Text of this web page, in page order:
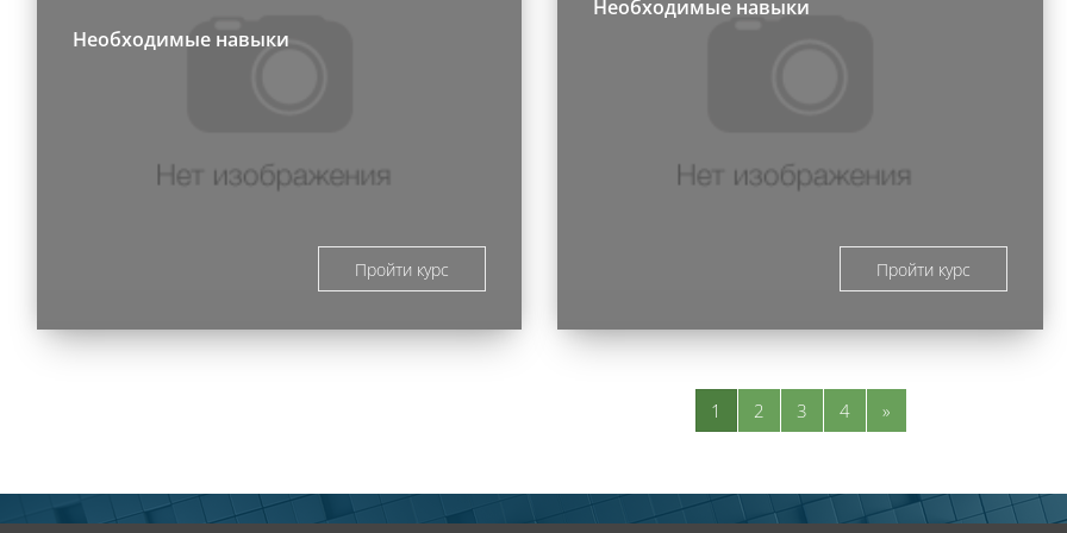
Необходимые навыки
Пройти курс
Необходимые навыки
Пройти курс
1 Страница 1
2 Страница 2
3Страница 3
4Страница 4
»Следующая
Блоки
Блоки